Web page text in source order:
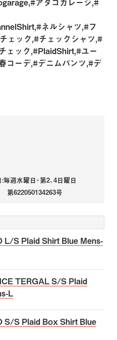
ネルシャツ,#フ
ェック,#チェックシャツ,#
ェック,#PlaidShirt,#ユー
コーデ,#デニムパンツ,#デ
週水曜日・第2、4日曜日
第622050134263号
L/S Plaid Shirt Blue Mens-
TERGAL S/S Plaid
L
S/S Plaid Box Shirt Blue